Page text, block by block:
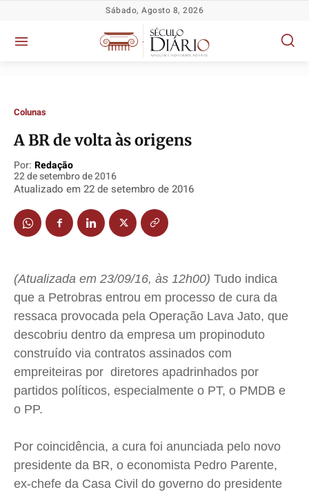
Política
TV Século
Segurança
Meio Ambiente
Saúde
Cidades
Direitos
Economia
Cultura
Gustavo Bastos
Política
TV Século
Segurança
Meio Ambiente
Saúde
Cidades
Direitos
Economia
Cultura
Gustavo Bastos
Política
TV Século
Segurança
Meio Ambiente
Saúde
Cidades
Direitos
Economia
Cultura
Gustavo Bastos
Política
TV Século
Segurança
Meio Ambiente
Saúde
Cidades
Direitos
Economia
Cultura
Gustavo Bastos
Sábado, Agosto 8, 2026
Colunas
A BR de volta às origens
Por: Redação
22 de setembro de 2016
Atualizado em 22 de setembro de 2016
(Atualizada em 23/09/16, às 12h00) Tudo indica
que a Petrobras entrou em processo de cura da
ressaca provocada pela Operação Lava Jato, que
descobriu dentro da empresa um propinoduto
construído via contratos assinados com
empreiteiras por diretores apadrinhados por
partidos políticos, especialmente o PT, o PMDB e
o PP.
Por coincidência, a cura foi anunciada pelo novo
presidente da BR, o economista Pedro Parente,
ex-chefe da Casa Civil do governo do presidente